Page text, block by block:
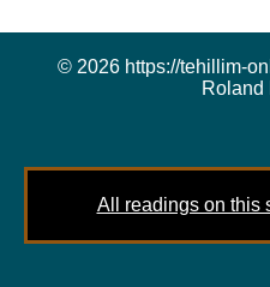
© 2026 https://tehillim-
Roland
All readings on this